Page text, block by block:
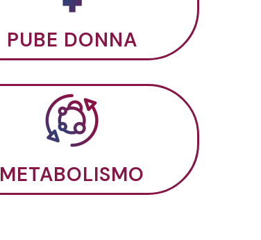
PUBE DONNA
METABOLISMO